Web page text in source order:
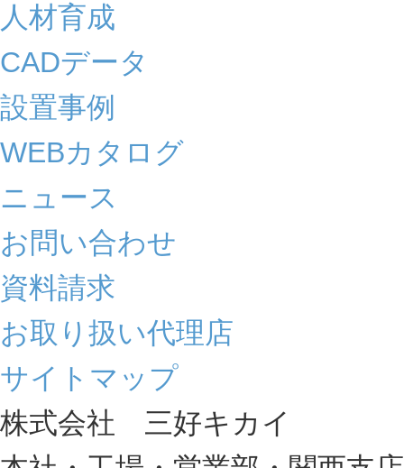
人材育成
CADデータ
設置事例
WEBカタログ
ニュース
お問い合わせ
資料請求
お取り扱い代理店
サイトマップ
株式会社 三好キカイ